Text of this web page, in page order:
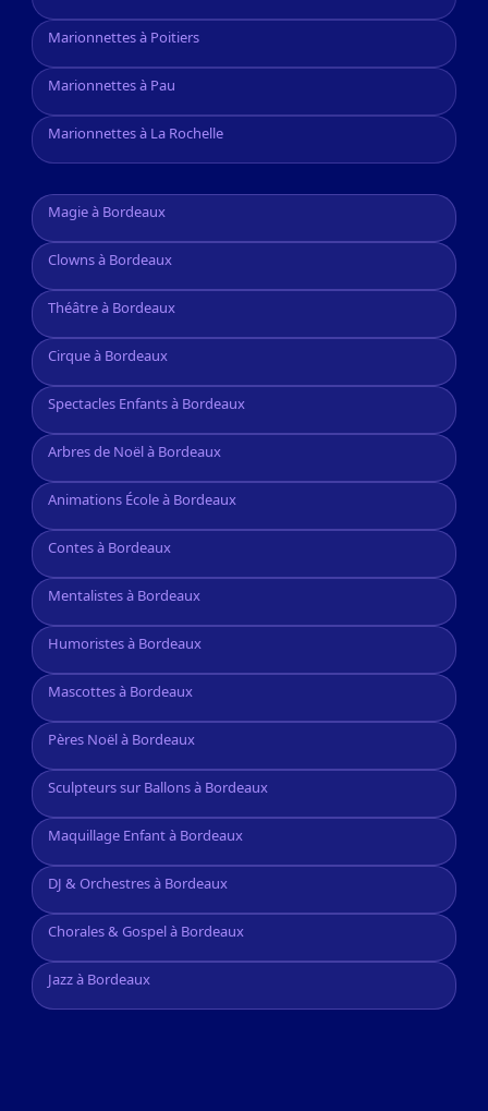
Marionnettes à Poitiers
Marionnettes à Pau
Marionnettes à La Rochelle
Magie à Bordeaux
Clowns à Bordeaux
Théâtre à Bordeaux
Cirque à Bordeaux
Spectacles Enfants à Bordeaux
Arbres de Noël à Bordeaux
Animations École à Bordeaux
Contes à Bordeaux
Mentalistes à Bordeaux
Humoristes à Bordeaux
Mascottes à Bordeaux
Pères Noël à Bordeaux
Sculpteurs sur Ballons à Bordeaux
Maquillage Enfant à Bordeaux
DJ & Orchestres à Bordeaux
Chorales & Gospel à Bordeaux
Jazz à Bordeaux